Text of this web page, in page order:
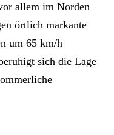
allem im Norden
örtlich markante
um 65 km/h
sich die Lage